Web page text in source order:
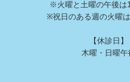
※火曜と土曜の午後は
※祝日のある週の火曜
【休診日】
木曜・日曜午